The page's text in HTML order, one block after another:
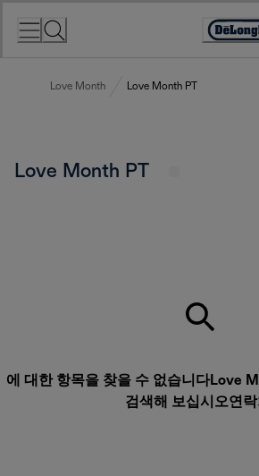
Love Month Love Month PT
Love Month PT
에 대한 항목을 찾을 수 없습니다Love
검색해 보십시오연락